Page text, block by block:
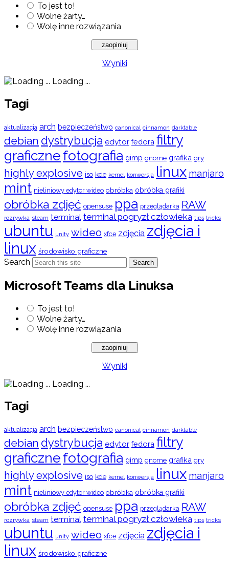
To jest to!
Wolne żarty…
Wolę inne rozwiązania
Wyniki
Loading ...
Tagi
aktualizacja arch bezpieczeństwo canonical cinnamon darktable
debian dystrybucja edytor fedora filtry
graficznefotografia gimp gnome grafika gry
highly explosive iso kde kernel konwersja linux manjaro
mint nieliniowy edytor wideo obróbka obróbka grafiki
obróbka zdjęć opensuse ppa przeglądarka RAW
rozrywka steam terminal terminal pogryzł człowieka tips tricks
ubuntu unity wideo xfce zdjęcia zdjęcia i
linux środowisko graficzne
Search Search
Microsoft Teams dla Linuksa
To jest to!
Wolne żarty…
Wolę inne rozwiązania
Wyniki
Loading ...
Tagi
aktualizacja arch bezpieczeństwo canonical cinnamon darktable
debian dystrybucja edytor fedora filtry
graficznefotografia gimp gnome grafika gry
highly explosive iso kde kernel konwersja linux manjaro
mint nieliniowy edytor wideo obróbka obróbka grafiki
obróbka zdjęć opensuse ppa przeglądarka RAW
rozrywka steam terminal terminal pogryzł człowieka tips tricks
ubuntu unity wideo xfce zdjęcia zdjęcia i
linux środowisko graficzne